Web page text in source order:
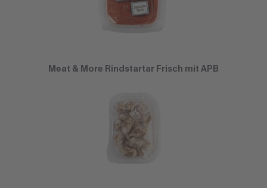
Meat & More Rindstartar Frisch mit APB